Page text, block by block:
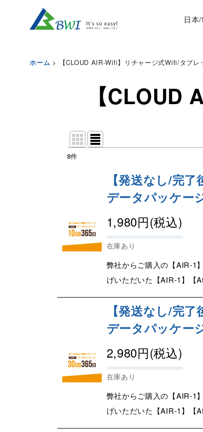
日本
ホーム > 【CLOUD AIR-Wifi】リチャージ式Wifi/タブレ
【CLOUD
8件
【発送なし/完
データパッケー
1,980円(税込)
在庫あり
弊社からご購入の【AIR-1
げいただいた【AIR-1】【
【発送なし/完
データパッケー
2,980円(税込)
在庫あり
弊社からご購入の【AIR-1
げいただいた【AIR-1】【